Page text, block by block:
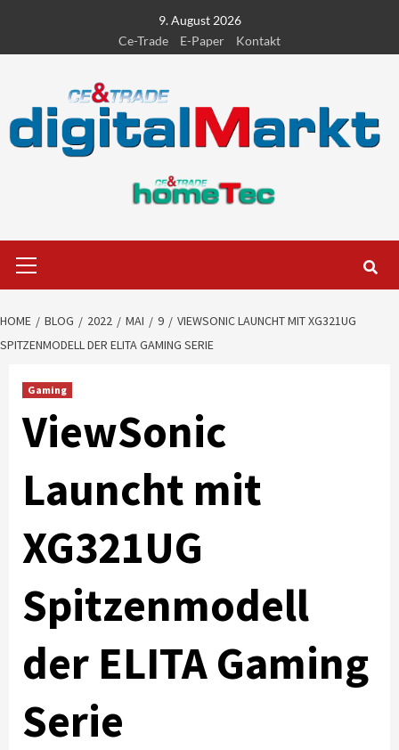
content
9. August 2026
Ce-Trade
E-Paper Kontakt
Menu
HOME BLOG 2022 MAI 9
VIEWSONIC LAUNCHT MIT XG321UG
SPITZENMODELL DER ELITA GAMING SERIE
Gaming
ViewSonic
Launcht mit
XG321UG
Spitzenmodell
der ELITA Gaming
Serie